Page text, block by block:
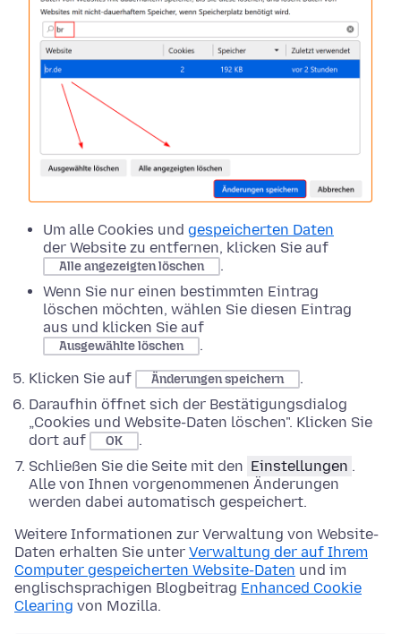
Um alle Cookies und gespeicherten Daten
der Website zu entfernen, klicken Sie auf
Alle angezeigten löschen
.
Wenn Sie nur einen bestimmten Eintrag
löschen möchten, wählen Sie diesen Eintrag
aus und klicken Sie auf
Ausgewählte löschen
.
Klicken Sie auf
Änderungen speichern
.
Daraufhin öffnet sich der Bestätigungsdialog
„Cookies und Website-Daten löschen". Klicken Sie
dort auf
OK
.
Schließen Sie die Seite mit den Einstellungen .
Alle von Ihnen vorgenommenen Änderungen
werden dabei automatisch gespeichert.
Weitere Informationen zur Verwaltung von Website-
Daten erhalten Sie unter Verwaltung der auf Ihrem
Computer gespeicherten Website-Daten und im
englischsprachigen Blogbeitrag Enhanced Cookie
Clearing von Mozilla.